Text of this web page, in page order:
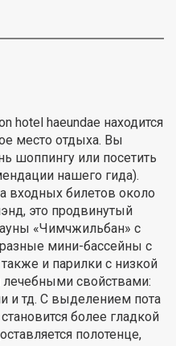
hotel haeundae находится
место отдыха. Вы
шоппингу или посетить
нашего гида).
входных билетов около
это продвинутый
«Чимчжильбан» с
мини-бассейны с
и парилки с низкой
свойствами:
и тд. С выделением пота
более гладкой
полотенце,